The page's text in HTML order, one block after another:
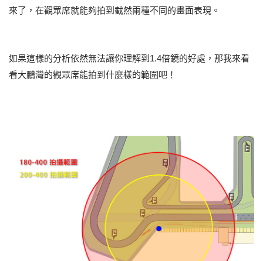
來了，在觀眾席就能夠拍到截然兩種不同的畫面表現。
如果這樣的分析依然無法讓你理解到1.4倍鏡的好處，那我來看
看大鵬灣的觀眾席能拍到什麼樣的範圍吧！